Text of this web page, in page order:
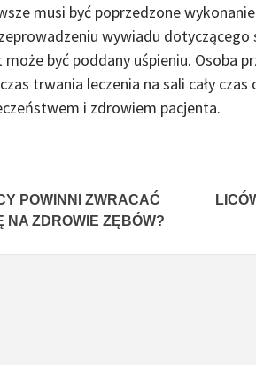
musi być poprzedzone
wywiadu
być poddany uśpieniu. Osoba
trwania leczenia na sali cały
i zdrowiem pacjenta.
POWINNI ZWRACAĆ
NA ZDROWIE ZĘBÓW?